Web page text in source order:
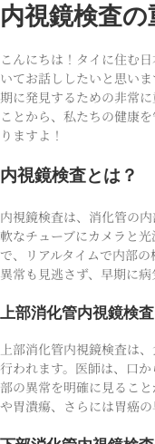
内視鏡検査
こんにちは！タイに住む
いてお話ししたいと思い
期に発見するための非常
ことから、私たちの健康
りますよ！
内視鏡検査とは？
内視鏡検査は、消化管の
軟なチューブにカメラと
で、リアルタイムで内部
異常も見逃さず、早期に病
上部消化管内視鏡検査
上部消化管内視鏡検査は
行われます。医師は、口
部の異常を明確に見るこ
や胃潰瘍、さらには胃癌の